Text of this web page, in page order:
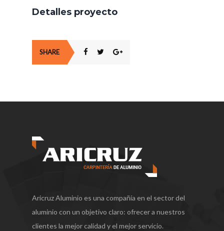
Detalles proyecto
SHARE
Aricruz Aluminio es una compañía en el sector del
aluminio con un objetivo claro: ofrecer a nuestros
clientes la mejor calidad y el mejor servicio.